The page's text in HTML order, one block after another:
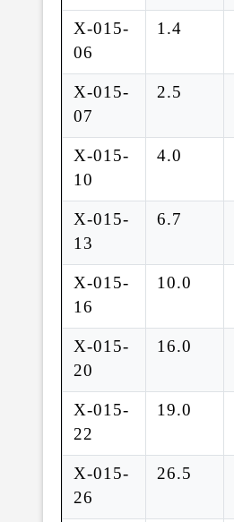
X-015-
06
1.4
X-015-
07
2.5
X-015-
10
4.0
X-015-
13
6.7
X-015-
16
10.0
X-015-
20
16.0
X-015-
22
19.0
X-015-
26
26.5